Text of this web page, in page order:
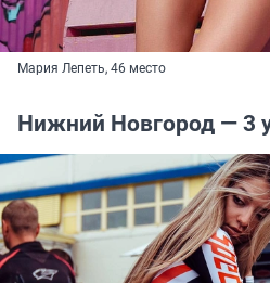
Мария Лепеть, 46 место
Нижний Новгород — 3